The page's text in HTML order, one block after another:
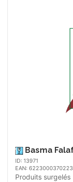
Basma
ID: 13971
EAN: 6223000370223
Produits surgelés